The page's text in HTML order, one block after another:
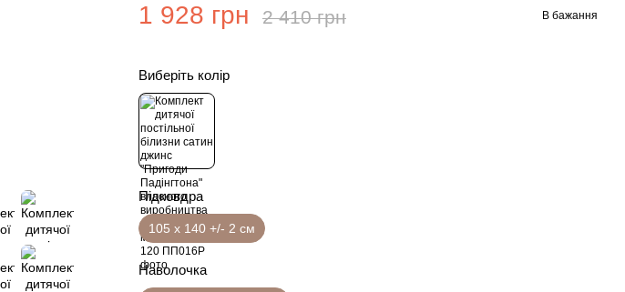
1 928 грн 2 410 грн В бажання
Виберіть колір
Підковдра
105 х 140 +/- 2 см
Наволочка